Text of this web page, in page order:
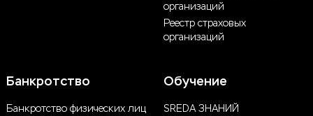
организаций
Реестр страховых
организаций
Банкротство
Банкротство физических лиц
Обучение
SREDA ЗНАНИЙ